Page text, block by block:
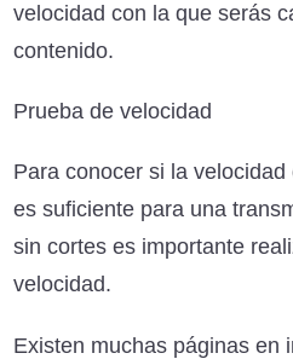
velocidad con la que serás
contenido.
Prueba de velocidad
Para conocer si la
es suficiente para una
sin cortes es importante
velocidad.
Existen muchas páginas en